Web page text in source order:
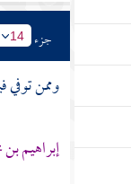
جزء 14
وممن توفي
إبراهيم